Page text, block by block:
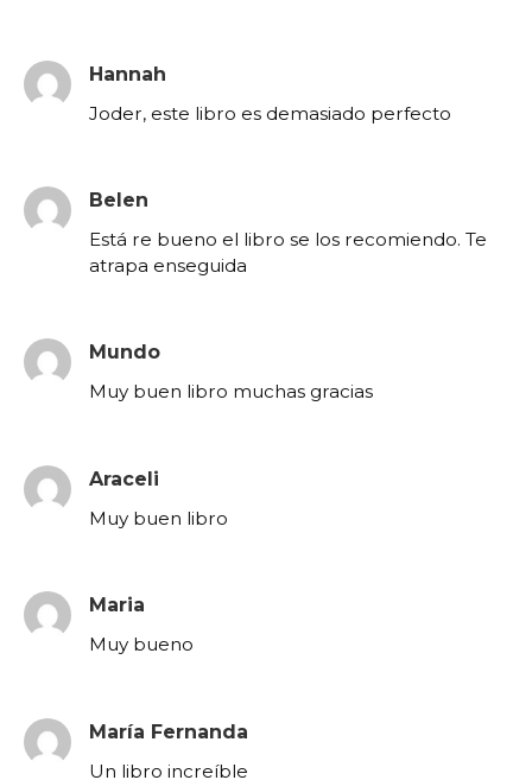
Hannah
Joder, este libro es demasiado perfecto
Belen
Está re bueno el libro se los recomiendo. Te
atrapa enseguida
Mundo
Muy buen libro muchas gracias
Araceli
Muy buen libro
Maria
Muy bueno
María Fernanda
Un libro increíble